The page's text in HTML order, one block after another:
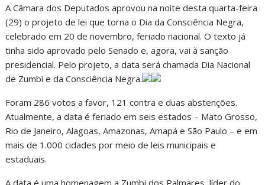
A Câmara dos Deputados aprovou na noite desta quarta-feira
(29) o projeto de lei que torna o Dia da Consciência Negra,
celebrado em 20 de novembro, feriado nacional. O texto já
tinha sido aprovado pelo Senado e, agora, vai à sanção
presidencial. Pelo projeto, a data será chamada Dia Nacional
de Zumbi e da Consciência Negra.
Foram 286 votos a favor, 121 contra e duas abstenções.
Atualmente, a data é feriado em seis estados – Mato Grosso,
Rio de Janeiro, Alagoas, Amazonas, Amapá e São Paulo – e em
mais de 1.000 cidades por meio de leis municipais e
estaduais.